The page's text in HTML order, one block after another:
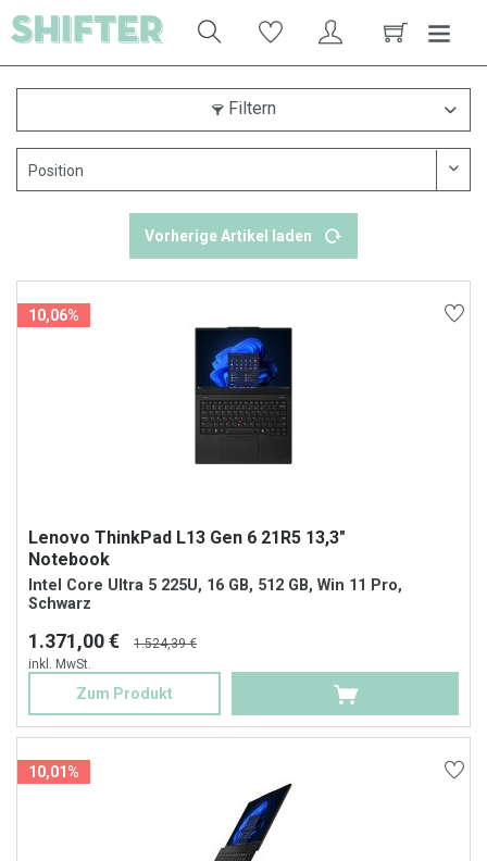
Filtern
Vorherige Artikel laden
10,06%
Lenovo ThinkPad L13 Gen 6 21R5 13,3"
Notebook
Intel Core Ultra 5 225U, 16 GB, 512 GB, Win 11 Pro,
Schwarz
1.371,00 €
1.524,39 €
inkl. MwSt.
Zum Produkt
10,01%